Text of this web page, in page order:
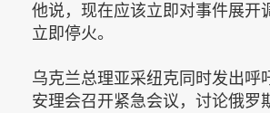
他说，现在应该立即对事件展开
立即停火。
乌克兰总理亚采纽克同时发出呼
安理会召开紧急会议，讨论俄罗